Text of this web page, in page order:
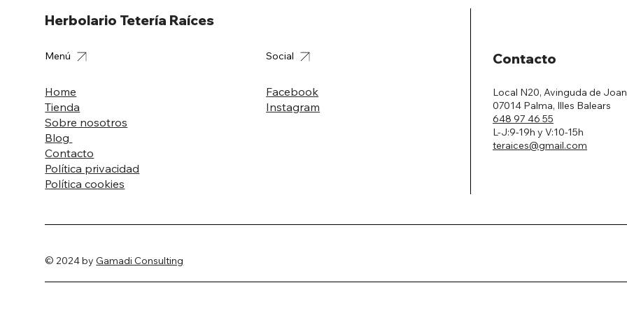
Herbolario Tetería Raíces
© 2024 byGamadi Consulting
Local N20, Avinguda de
07014 Palma, Illes Balears
648 97 46 55
L-J:9-19h y V:10-15h
teraices@gmail.com
Contacto
Home
Tienda
Sobre nosotros
Blog
Contacto
Política privacidad
Política cookies
Menú
Facebook
Instagram
Social